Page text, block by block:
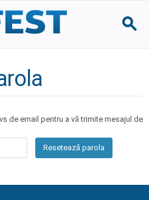
de email pentru a vă trimite mesajul de
Resetează parola